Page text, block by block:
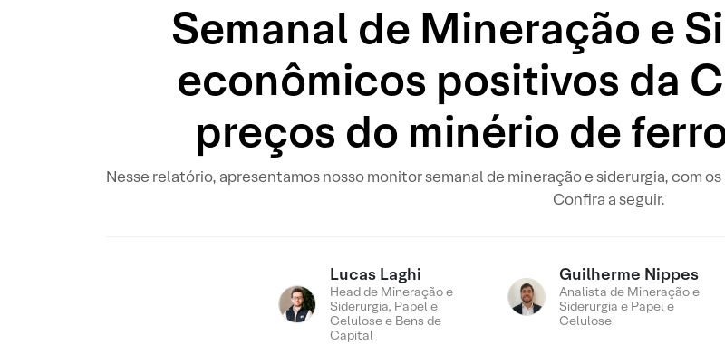
Semanal de Mineração e
econômicos positivos da
preços do minério de
Nesse relatório, apresentamos nosso monitor semanal de mineração e siderurgia, com
Confira a seguir.
Lucas Laghi
Head de Mineração e
Siderurgia, Papel e
Celulose e Bens de
Capital
Guilherme Nippes
Analista de Mineração e
Siderurgia e Papel e
Celulose